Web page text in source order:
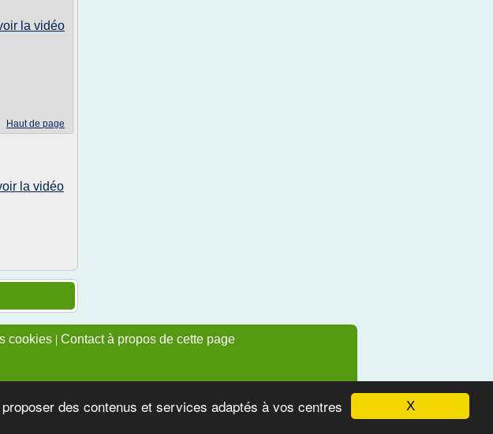
X
des contenus et services adaptés à vos centres
la vidéo
Haut de page
la vidéo
cookies | Contact à propos de cette page